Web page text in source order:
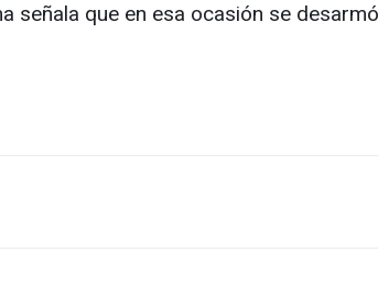
señala que en esa ocasión se